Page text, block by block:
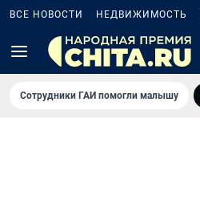
ВСЕ НОВОСТИ НЕДВИЖИМОСТЬ
Сотрудники ГАИ помогли малышу